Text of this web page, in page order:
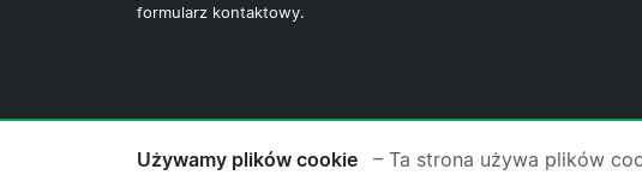
formularz kontaktowy.
© 2026 Copyright Biletypilkarskie.pl ·O nas·
Używamy plików cookie
– Ta strona używa plików